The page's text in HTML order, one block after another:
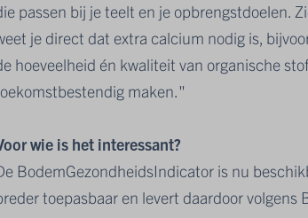
passen bij je teelt en je opbrengstdoelen.
je direct dat extra calcium nodig is,
hoeveelheid én kwaliteit van organische
maken."
wie is het interessant?
BodemGezondheidsIndicator is nu
toepasbaar en levert daardoor